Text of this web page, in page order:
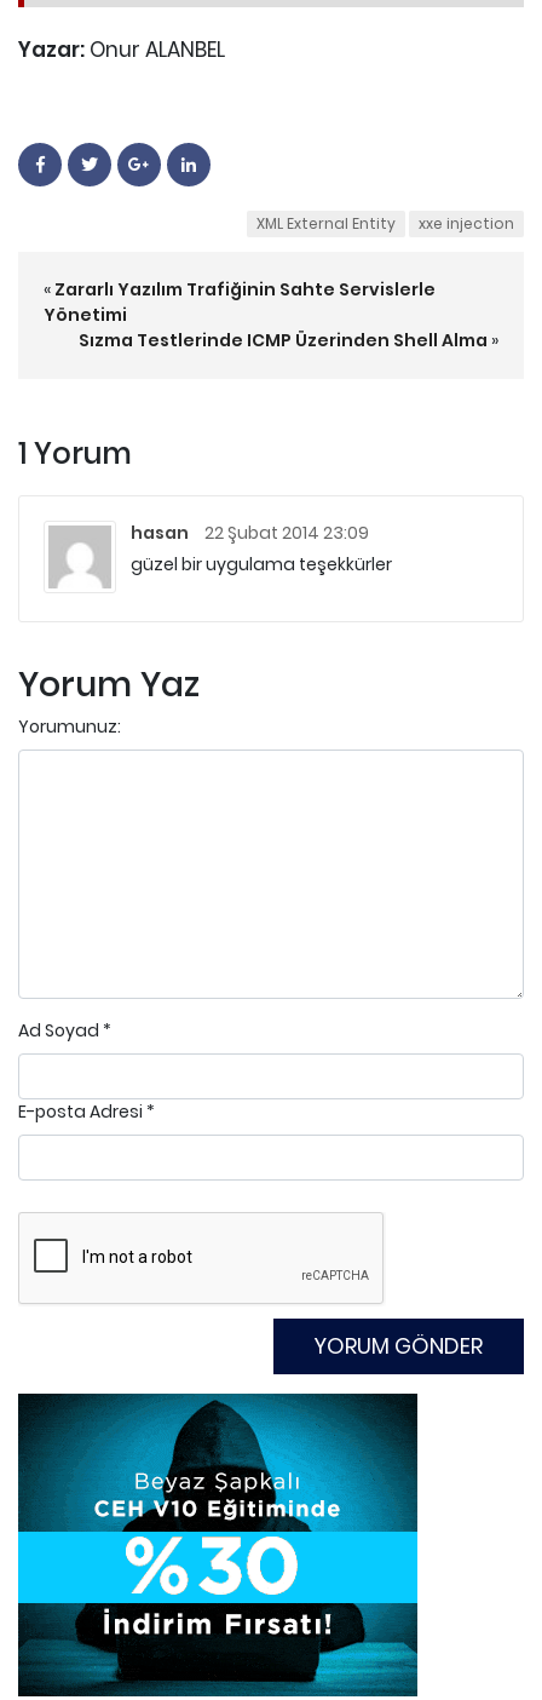
Yazar: Onur ALANBEL
XML External Entity xxe injection
« Zararlı Yazılım Trafiğinin Sahte Servislerle
Yönetimi
Sızma Testlerinde ICMP Üzerinden Shell Alma »
1 Yorum
hasan
22 Şubat 2014 23:09
güzel bir uygulama teşekkürler
Yorum Yaz
Yorumunuz:
Ad Soyad *
E-posta Adresi *